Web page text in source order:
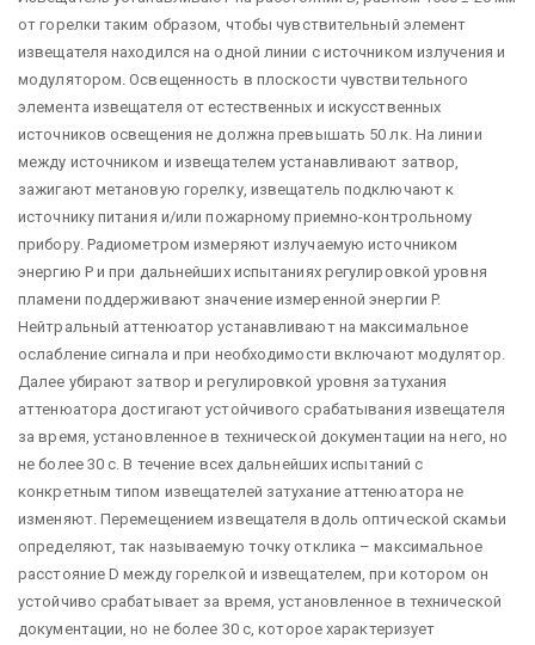
от горелки таким образом, чтобы чувствительный элемент
извещателя находился на одной линии с источником излучения и
модулятором. Освещенность в плоскости чувствительного
элемента извещателя от естественных и искусственных
источников освещения не должна превышать 50 лк. На линии
между источником и извещателем устанавливают затвор,
зажигают метановую горелку, извещатель подключают к
источнику питания и/или пожарному приемно-контрольному
прибору. Радиометром измеряют излучаемую источником
энергию P и при дальнейших испытаниях регулировкой уровня
пламени поддерживают значение измеренной энергии P.
Нейтральный аттенюатор устанавливают на максимальное
ослабление сигнала и при необходимости включают модулятор.
Далее убирают затвор и регулировкой уровня затухания
аттенюатора достигают устойчивого срабатывания извещателя
за время, установленное в технической документации на него, но
не более 30 с. В течение всех дальнейших испытаний с
конкретным типом извещателей затухание аттенюатора не
изменяют. Перемещением извещателя вдоль оптической скамьи
определяют, так называемую точку отклика – максимальное
расстояние D между горелкой и извещателем, при котором он
устойчиво срабатывает за время, установленное в технической
документации, но не более 30 с, которое характеризует